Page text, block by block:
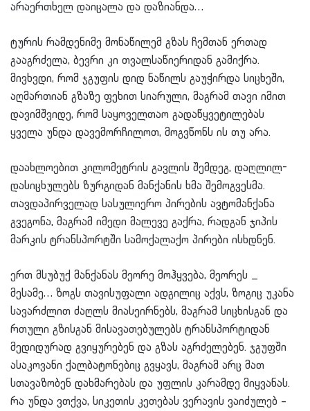
არაერთხელ დაიცალა და დაზიანდა…
ტურის რამდენიმე მონაწილემ გზას ჩემთან ერთად
გააგრძელა, ბევრი კი თვალსაწიერიდან გამიქრა.
მივხვდი, რომ ჯგუფის დიდ ნაწილს გაუჭირდა სიცხეში,
აღმართიან გზაზე ფეხით სიარული, მაგრამ თავი იმით
დავიმშვიდე, რომ საყოველთაო გადაწყვეტილებას
ყველა უნდა დავემორჩილოთ, მოგვწონს ის თუ არა.
დაახლოებით კილომეტრის გავლის შემდეგ, დაღლილ-
დასიცხულებს ზურგიდან მანქანის ხმა შემოგვესმა.
თავდაპირველად სასულიერო პირების ავტომანქანა
გვეგონა, მაგრამ იმედი მალევე გაქრა, რადგან ჯიპის
მარკის ტრანსპორტში სამოქალაქო პირები ისხდნენ.
ერთ მსუბუქ მანქანას მეორე მოჰყვება, მეორეს _
მესამე… ზოგს თავისუფალი ადგილიც აქვს, ზოგიც უკანა
სავარძლით ძაღლს მიასეირნებს, მაგრამ სიცხისგან და
რთული გზისგან მისავათებულებს ტრანსპორტიდან
მედიდურად გვიყურებენ და გზას აგრძელებენ. ჯგუფში
ასაკოვანი ქალბატონებიც გვყავს, მაგრამ არც მათ
სთავაზობენ დახმარებას და უფლის კარამდე მიყვანას.
რა უნდა ვთქვა, სიკეთის კეთებას ვერავის ვაიძულებ –